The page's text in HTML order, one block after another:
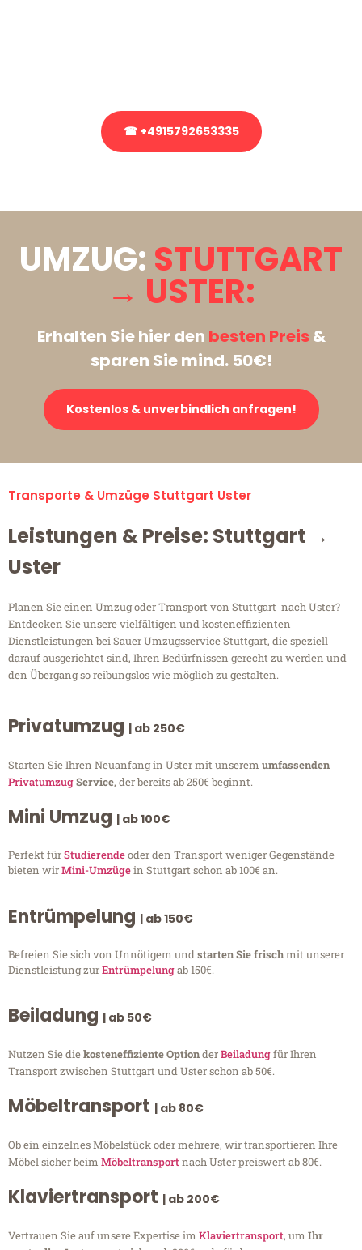
☎ +4915792653335
UMZUG: STUTTGART
→ USTER:
Erhalten Sie hier den besten Preis&
sparen Sie mind. 50€!
Kostenlos & unverbindlich anfragen!
Transporte & Umzüge Stuttgart Uster
Leistungen & Preise: Stuttgart →
Uster
Planen Sie einen Umzug oder Transport von Stuttgart nach Uster?
Entdecken Sie unsere vielfältigen und kosteneffizienten
Dienstleistungen bei Sauer Umzugsservice Stuttgart, die speziell
darauf ausgerichtet sind, Ihren Bedürfnissen gerecht zu werden und
den Übergang so reibungslos wie möglich zu gestalten.
Privatumzug | ab 250€
Starten Sie Ihren Neuanfang in Uster mit unserem umfassenden
PrivatumzugService, der bereits ab 250€ beginnt.
Mini Umzug | ab 100€
Perfekt fürStudierendeoder den Transport weniger Gegenstände
bieten wirMini-Umzügein Stuttgart schon ab 100€ an.
Entrümpelung | ab 150€
Befreien Sie sich von Unnötigem undstarten Sie frischmit unserer
Dienstleistung zurEntrümpelungab 150€.
Beiladung | ab 50€
Nutzen Sie diekosteneffiziente OptionderBeiladungfür Ihren
Transport zwischen Stuttgart und Uster schon ab 50€.
Möbeltransport | ab 80€
Ob ein einzelnes Möbelstück oder mehrere, wir transportieren Ihre
Möbel sicher beim Möbeltransportnach Uster preiswert ab 80€.
Klaviertransport | ab 200€
Vertrauen Sie auf unsere Expertise im Klaviertransport, um Ihr